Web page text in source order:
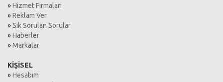
»Hizmet Firmaları
»Reklam Ver
»Sık Sorulan Sorular
»Haberler
»Markalar
KİŞİSEL
»Hesabım